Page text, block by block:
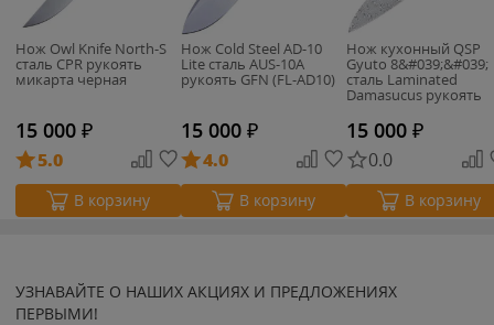
Нож Owl Knife North-S
сталь CPR рукоять
микарта черная
15 000 ₽
5.0
В корзину
Нож Cold Steel AD-10
Lite сталь AUS-10A
рукоять GFN (FL-AD10)
15 000 ₽
4.0
В корзину
Нож кухонный QSP
Gyuto 8&#039;&#039;
сталь Laminated
Damasucus рукоять
Desert Iron Wood (QS-
KK-003B)
15 000 ₽
0.0
В корзину
УЗНАВАЙТЕ О НАШИХ АКЦИЯХ И ПРЕДЛОЖЕНИЯХ
ПЕРВЫМИ!